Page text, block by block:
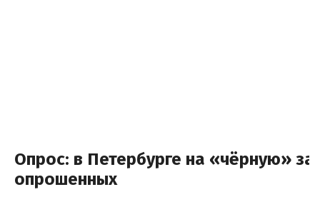
Опрос: в Петербурге на «чёрную»
опрошенных